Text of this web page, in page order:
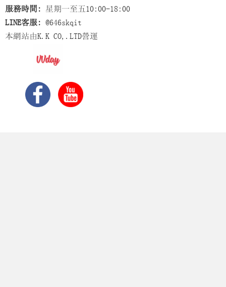
服務時間: 星期一至五10:00-18:00
LINE客服: @646skqit
本網站由K.K CO,.LTD營運